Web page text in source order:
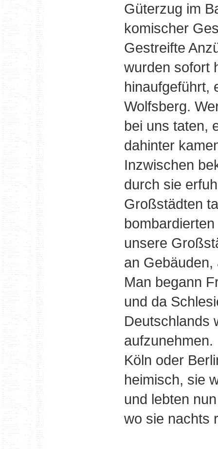
Güterzug im
komischer
Gestreifte
wurden sofort
hinaufgeführt,
Wolfsberg.
bei uns taten,
dahinter
Inzwischen
durch sie
Großstädten
unsere
an
Man begann
und da
Deutschlands
Köln oder
heimisch, sie
und lebten
wo sie nachts